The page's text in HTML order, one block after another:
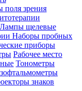
поля зрения
Лампы щелевые
Наборы пробных
приборы
Рабочее место
Тонометры
знаков